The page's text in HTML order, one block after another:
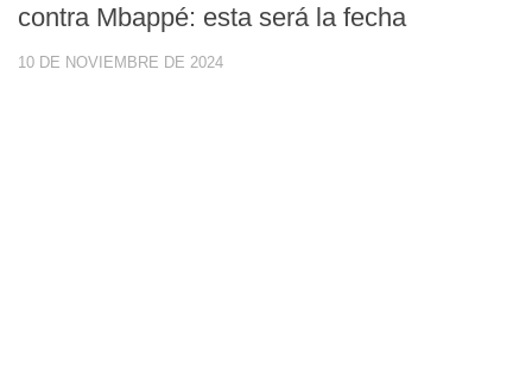
contra Mbappé: esta será la fecha
10 DE NOVIEMBRE DE 2024